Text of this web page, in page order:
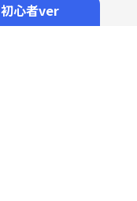
初心者ver